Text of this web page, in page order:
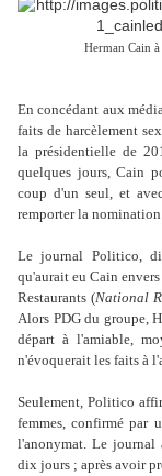
Herman Cain
En concédant aux
faits de harcèlement
la présidentielle de
quelques jours, Cain
coup d'un seul, et
remporter la
Le journal Politico,
qu'aurait eu Cain
Restaurants (National
Alors PDG du groupe,
départ à l'amiable,
n'évoquerait les faits à
Seulement, Politico
femmes, confirmé par
l'anonymat. Le
dix jours ; après avoir